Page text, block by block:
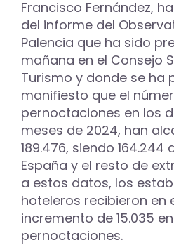
Francisco Fernández,
del informe del
Palencia que ha sido
mañana en el Consejo
Turismo y donde se ha
manifiesto que el
pernoctaciones en los
meses de 2024, han
189.476, siendo
España y el resto de
a estos datos, los
hoteleros recibieron en
incremento de 15.035
pernoctaciones.